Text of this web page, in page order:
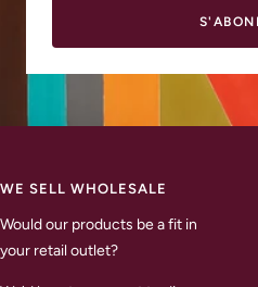
WE SELL WHOLESALE
Would our products be a fit in
your retail outlet?